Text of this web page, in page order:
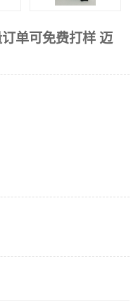
单可免费打样 迈